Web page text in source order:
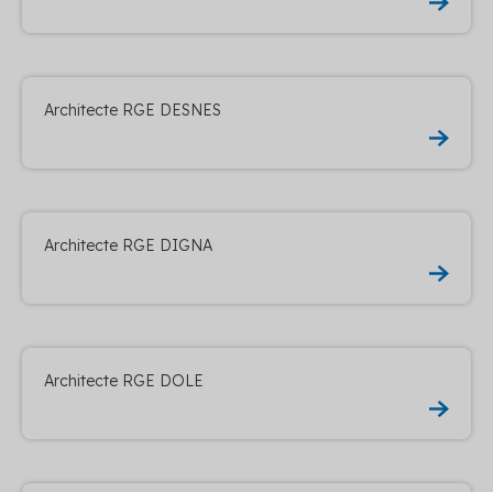
Architecte RGE DESNES
Architecte RGE DIGNA
Architecte RGE DOLE